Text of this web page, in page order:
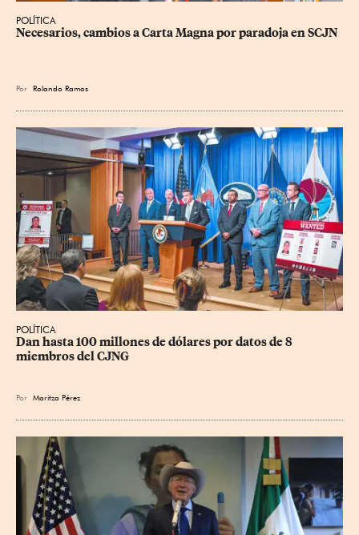
POLÍTICA
Necesarios, cambios a Carta Magna por paradoja en SCJN
Por Rolando Ramos
POLÍTICA
Dan hasta 100 millones de dólares por datos de 8
miembros del CJNG
Por Maritza Pérez